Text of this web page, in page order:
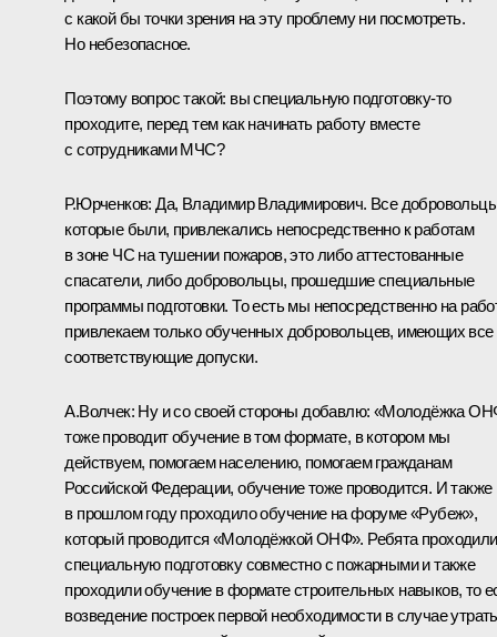
с какой бы точки зрения на эту проблему ни посмотреть.
Но небезопасное.
Поэтому вопрос такой: вы специальную подготовку‑то
проходите, перед тем как начинать работу вместе
с сотрудниками МЧС?
Р.Юрченков:Да, Владимир Владимирович. Все
которые были, привлекались непосредственно к работам
в зоне ЧС на тушении пожаров, это либо аттестованные
спасатели, либо добровольцы, прошедшие специальные
программы подготовки. То есть мы непосредственно на
привлекаем только обученных добровольцев, имеющих все
соответствующие допуски.
А.Волчек: Ну и со своей стороны добавлю: «Молодёжка
тоже проводит обучение в том формате, в котором мы
действуем, помогаем населению, помогаем гражданам
Российской Федерации, обучение тоже проводится. И также
в прошлом году проходило обучение на форуме «Рубеж»,
который проводится «Молодёжкой ОНФ». Ребята проходили
специальную подготовку совместно с пожарными и также
проходили обучение в формате строительных навыков, то
возведение построек первой необходимости в случае